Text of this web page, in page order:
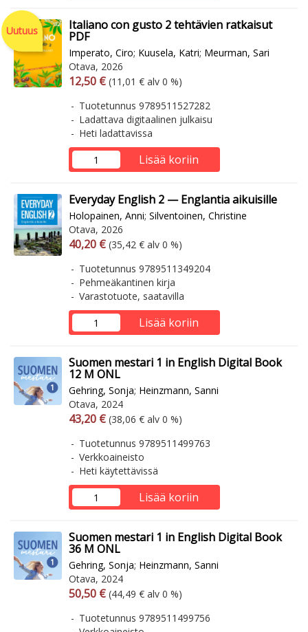
Uutuus Italiano con gusto 2 tehtävien ratkaisut
PDF
Imperato, Ciro; Kuusela, Katri; Meurman, Sari
Otava, 2026
Arvonlisäverollinen hinta
12,50 € Arvonlisäveroton hinta
(11,01 € alv 0 %)
Tuotetunnus 9789511527282
Ladattava digitaalinen julkaisu
Heti ladattavissa
Lisää koriin
Everyday English 2 — Englantia aikuisille
Holopainen, Anni; Silventoinen, Christine
Otava, 2026
Arvonlisäverollinen hinta
40,20 € Arvonlisäveroton hinta
(35,42 € alv 0 %)
Tuotetunnus 9789511349204
Pehmeäkantinen kirja
Varastotuote, saatavilla
Lisää koriin
Suomen mestari 1 in English Digital Book
12 M ONL
Gehring, Sonja; Heinzmann, Sanni
Otava, 2024
Arvonlisäverollinen hinta
43,20 € Arvonlisäveroton hinta
(38,06 € alv 0 %)
Tuotetunnus 9789511499763
Verkkoaineisto
Heti käytettävissä
Lisää koriin
Suomen mestari 1 in English Digital Book
36 M ONL
Gehring, Sonja; Heinzmann, Sanni
Otava, 2024
Arvonlisäverollinen hinta
50,50 € Arvonlisäveroton hinta
(44,49 € alv 0 %)
Tuotetunnus 9789511499756